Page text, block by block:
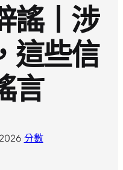
謠丨涉
這些信
言
· 分數